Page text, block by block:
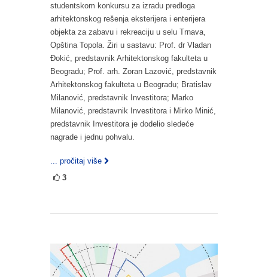
studentskom konkursu za izradu predloga
arhitektonskog rešenja eksterijera i enterijera
objekta za zabavu i rekreaciju u selu Trnava,
Opština Topola. Žiri u sastavu: Prof. dr Vladan
Đokić, predstavnik Arhitektonskog fakulteta u
Beogradu; Prof. arh. Zoran Lazović, predstavnik
Arhitektonskog fakulteta u Beogradu; Bratislav
Milanović, predstavnik Investitora; Marko
Milanović, predstavnik Investitora i Mirko Minić,
predstavnik Investitora je dodelio sledeće
nagrade i jednu pohvalu.
... pročitaj više
3